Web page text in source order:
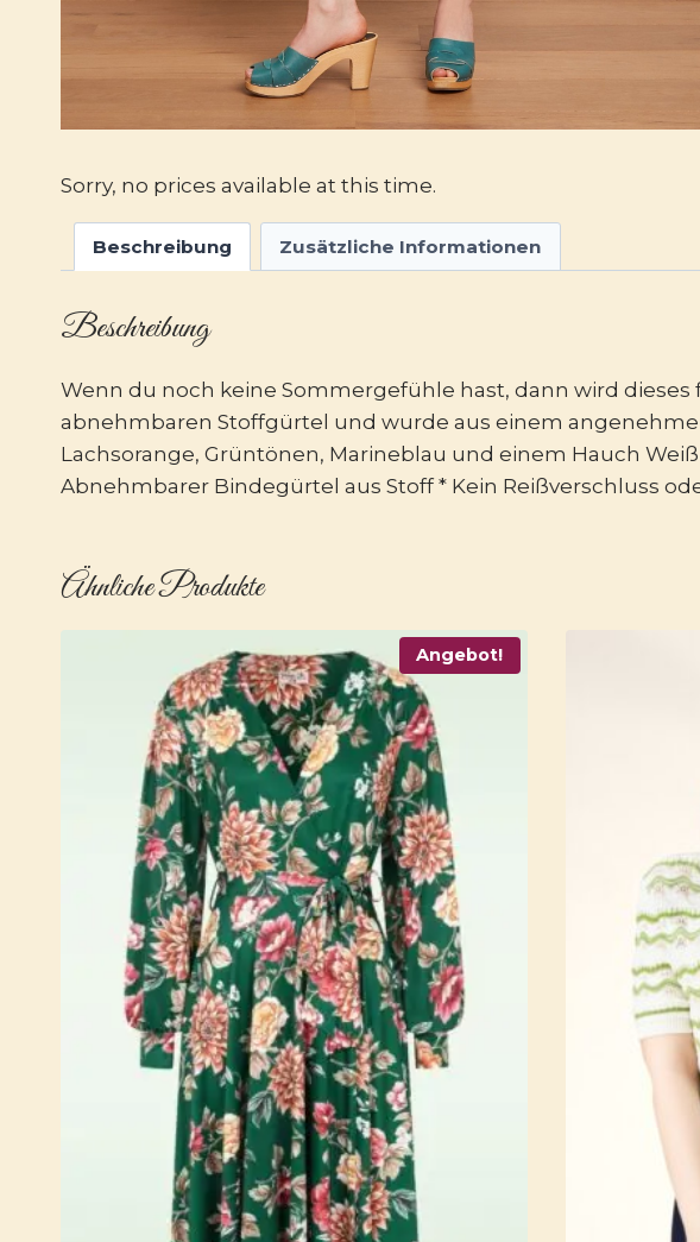
Sorry, no prices available at this time.
Beschreibung Zusätzliche Informationen
Beschreibung
Wenn du noch keine Sommergefühle hast, dann wird
abnehmbaren Stoffgürtel und wurde aus einem
Lachsorange, Grüntönen, Marineblau und einem Hauch
Abnehmbarer Bindegürtel aus Stoff * Kein Reißverschluss
Ähnliche Produkte
Angebot!